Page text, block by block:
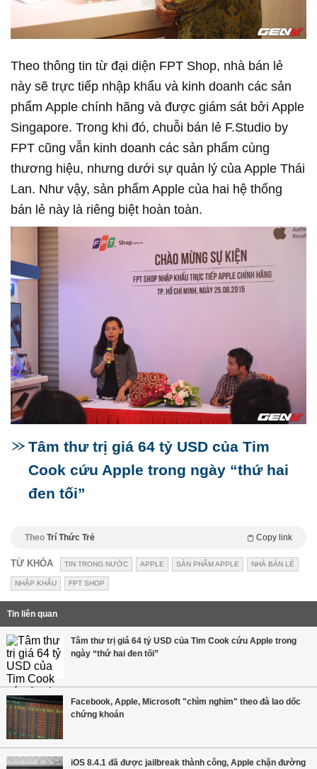
Theo thông tin từ đại diện FPT Shop, nhà bán lẻ
này sẽ trực tiếp nhập khẩu và kinh doanh các sản
phẩm Apple chính hãng và được giám sát bởi Apple
Singapore. Trong khi đó, chuỗi bán lẻ F.Studio by
FPT cũng vẫn kinh doanh các sản phẩm cùng
thương hiệu, nhưng dưới sự quản lý của Apple Thái
Lan. Như vậy, sản phẩm Apple của hai hệ thống
bán lẻ này là riêng biệt hoàn toàn.
Tâm thư trị giá 64 tỷ USD của Tim
Cook cứu Apple trong ngày “thứ hai
đen tối”
Theo Trí Thức Trẻ Copy link
TỪ KHÓA TIN TRONG NƯỚC APPLE SẢN PHẨM APPLE NHÀ BÁN LẺ
NHẬP KHẨU FPT SHOP
Tin liên quan
Tâm thư trị giá 64 tỷ USD của Tim Cook cứu Apple trong
ngày “thứ hai đen tối”
Facebook, Apple, Microsoft "chìm nghỉm" theo đà lao dốc
chứng khoán
iOS 8.4.1 đã được jailbreak thành công, Apple chặn đường